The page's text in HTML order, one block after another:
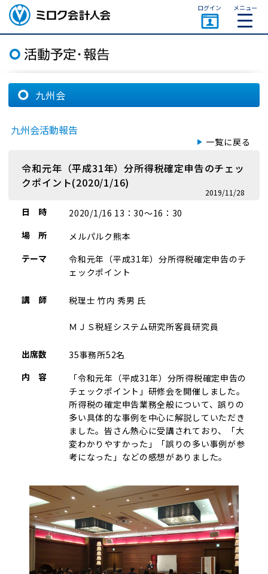
ミロク会計人会 MIROKU
ACCOUNTING PERSON
ASSOCIATION
ログイン メニュー
九州会
九州会活動報告
一覧に戻る
令和元年（平成31年）分所得税確定申告のチェッ
クポイント(2020/1/16)
2019/11/28
日 時
2020/1/16 13：30～16：30
場 所
メルパルク熊本
テーマ
令和元年（平成31年）分所得税確定申告のチ
ェックポイント
講 師 税理士 竹内 秀男 氏
ＭＪＳ税経システム研究所客員研究員
出席数
35事務所52名
内 容
「令和元年（平成31年）分所得税確定申告の
チェックポイント」研修会を開催しました。
所得税の確定申告業務全般について、誤りの
多い具体的な事例を中心に解説していただき
ました。皆さん熱心に受講されており、「大
変わかりやすかった」「誤りの多い事例が参
考になった」などの感想がありました。